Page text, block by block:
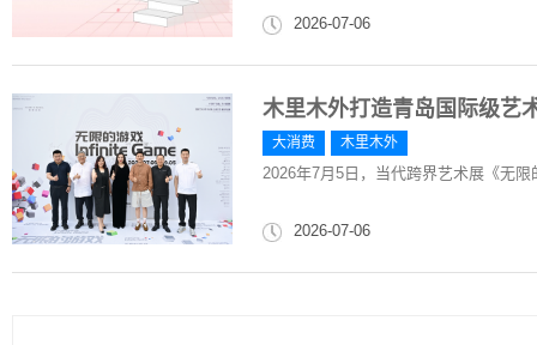
2026-07-06
木里木外打造青岛国际级艺
大消费 木里木外
2026年7月5日，当代跨界艺术展《无
2026-07-06